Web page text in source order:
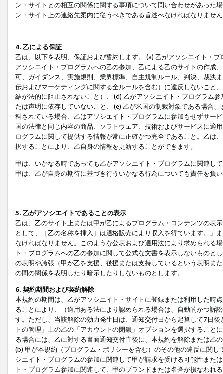
ン・サイトとの相互の関係に関する事項について問い合わせがあった
ン・サイト上の連絡先案内に従うべきである旨述べなければなりませ
4. 乙による保証
乙は、以下を表明、保証および誓約します。 (a) 乙がアソシエイト・
アソシエイト・プログラムへの乙の参加、乙による乙のサイトの作成
可、ガイダンス、実施規則、業界標準、自主規制ルール、判決、裁決
伝およびマーケティングに関する全ルールを含む）に違反しないこと
結が法的に阻止されないこと）、 (d) 乙がアソシエイト・プログラム
たは声明に依存していないこと、 (e) 乙が米国の制裁対象である場合
科されている場合、乙はアソシエイト・プログラムに参加もせずサー
国の法律と同じ内容の商品、ソフトウェア、技術およびサービスに適
ログラムに関して提供する情報が常に正確かつ完全であること。乙は
択することにより、乙自身の情報を更新することができます。
甲は、いかなる時であっても乙がアソシエイト・プログラムに関連し
甲は、乙が自身の期待に基づき行ういかなる行為についても責任を負
5. 乙がアソシエイトであることの表示
乙は、乙のサイト上または甲が乙によるプログラム・コンテンツの表
として、［乙の名称を挿入］は適格販売により収入を得ています。」
なければなりません。このような公表および適用法により求められる
ト・プログラムへの乙の参加に関して公式な文書を表示しないもの
の表明や誇張（甲が乙を支援、後援または支持しているという表明ま
の間の関係を表明したり暗示したりしないものとします。
6. 契約期間および契約解除
本規約の期間は、乙がアソシエイト・サイトに登録または利用した時
ることにより、（適用ある法により認められる場合は、自動的かつ訴
す。ただし、当該解除の効力発生日は、通知交付日から起算して7日
トの管理」上の乙の「アカウントの閉鎖」オプションを選択するこ
る場合には、乙に対する書面通知交付直後に、本規約を解除または乙
(b) 甲が本規約（プログラム・ポリシーを含む）のその他の違反に関
シエイト・プログラムの参加に関連して甲が請求を受ける可能性また
ト・プログラム参加に関連して、甲のブランドまたは名誉が損なわれ